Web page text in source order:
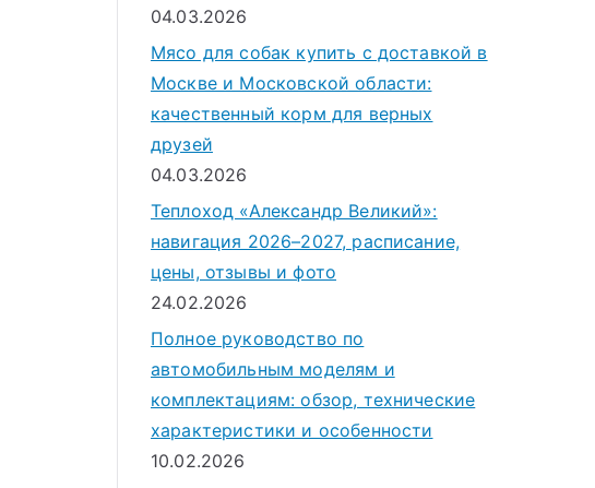
04.03.2026
Мясо для собак купить с доставкой в
Москве и Московской области:
качественный корм для верных
друзей
04.03.2026
Теплоход «Александр Великий»:
навигация 2026–2027, расписание,
цены, отзывы и фото
24.02.2026
Полное руководство по
автомобильным моделям и
комплектациям: обзор, технические
характеристики и особенности
10.02.2026